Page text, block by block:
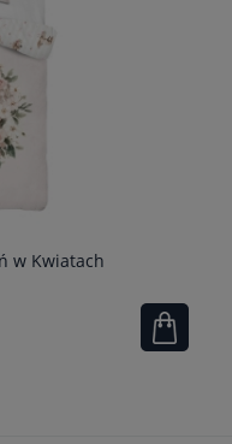
w Kwiatach